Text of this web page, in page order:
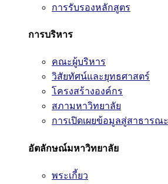
การรับรองหลักสูตร
การบริหาร
คณะผู้บริหาร
วิสัยทัศน์และยุทธศาสตร์
โครงสร้างองค์กร
สภามหาวิทยาลัย
การเปิดเผยข้อมูลสู่สาธารณะ
อัตลักษณ์มหาวิทยาลัย
พระเกี้ยว